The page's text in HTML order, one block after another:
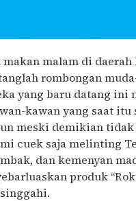
malam di
rombongan
yang baru datang ini
kawan yang saat itu
meski demikian tidak
cuek saja melinting
dan kemenyan
produk